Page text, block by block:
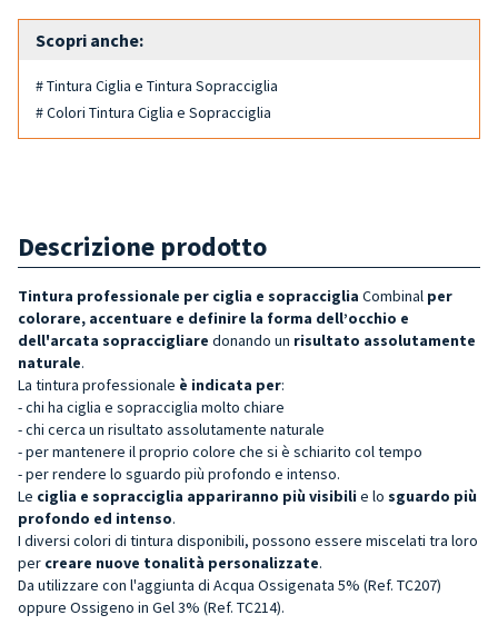
Scopri anche:
# Tintura Ciglia e Tintura Sopracciglia
# Colori Tintura Ciglia e Sopracciglia
Descrizione prodotto
Tintura professionale per ciglia e sopracciglia Combinal per
colorare, accentuare e definire la forma dell’occhio e
dell'arcata sopraccigliare donando un risultato assolutamente
naturale.
La tintura professionale è indicata per:
- chi ha ciglia e sopracciglia molto chiare
- chi cerca un risultato assolutamente naturale
- per mantenere il proprio colore che si è schiarito col tempo
- per rendere lo sguardo più profondo e intenso.
Le ciglia e sopracciglia appariranno più visibili e lo sguardo più
profondo ed intenso.
I diversi colori di tintura disponibili, possono essere miscelati tra loro
per creare nuove tonalità personalizzate.
Da utilizzare con l'aggiunta di Acqua Ossigenata 5% (Ref. TC207)
oppure Ossigeno in Gel 3% (Ref. TC214).